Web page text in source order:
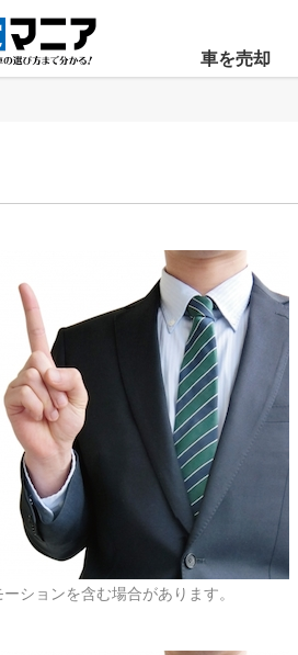
車を売却
ションを含む場合があります。